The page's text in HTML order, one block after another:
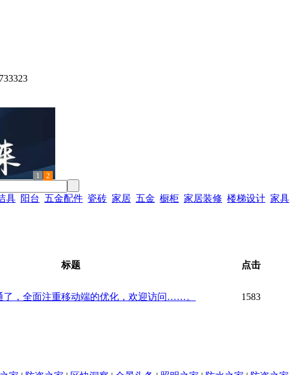
1 2
具 阳台 五金配件 瓷砖 家居 五金 橱柜 家居装修 楼梯设计 家具
标题 点击
了，全面注重移动端的优化，欢迎访问……。 1583